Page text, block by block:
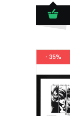
- 35%